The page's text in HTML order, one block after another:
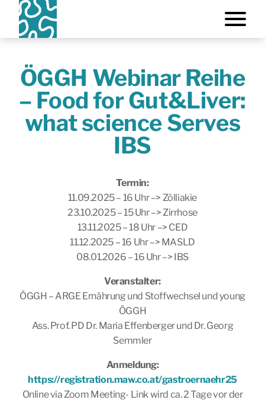
ÖGGH Webinar Reihe
– Food for Gut&Liver:
what science Serves
IBS
Termin:
11.09.2025 – 16 Uhr –> Zölliakie
23.10.2025 – 15 Uhr –> Zirrhose
13.11.2025 – 18 Uhr –> CED
11.12.2025 – 16 Uhr –> MASLD
08.01.2026 – 16 Uhr –> IBS
Veranstalter:
ÖGGH – ARGE Ernährung und Stoffwechsel und young
ÖGGH
Ass. Prof. PD Dr. Maria Effenberger und Dr. Georg
Semmler
Anmeldung:
https://registration.maw.co.at/gastroernaehr25
Online via Zoom Meeting- Link wird ca. 2 Tage vor der